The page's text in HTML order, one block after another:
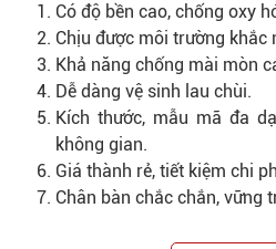
Có độ bền cao, chống oxy
Chịu được môi trường khắc
Khả năng chống mài mòn
Dễ dàng vệ sinh lau chùi.
Kích thước, mẫu mã đa
không gian.
Giá thành rẻ, tiết kiệm chi
Chân bàn chắc chắn, vững